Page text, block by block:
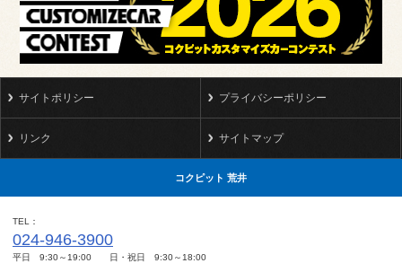
サイトポリシー プライバシーポリシー
リンク サイトマップ
コクピット 荒井
TEL
024-946-3900
平日 9:30～19:00 日・祝日 9:30～18:00